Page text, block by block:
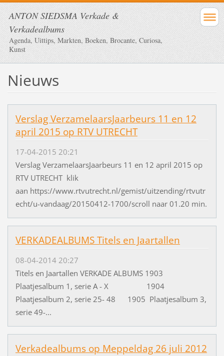
ANTON SIEDSMA Verkade &
Verkadealbums
Agenda, Uittips, Markten, Boeken, Brocante, Curiosa,
Kunst
Nieuws
Verslag VerzamelaarsJaarbeurs 11 en 12
april 2015 op RTV UTRECHT
17-04-2015 20:21
Verslag VerzamelaarsJaarbeurs 11 en 12 april 2015 op
RTV UTRECHT klik
aan https://www.rtvutrecht.nl/gemist/uitzending/rtvutr
echt/u-vandaag/20150412-1700/scroll naar 01.20 min.
VERKADEALBUMS Titels en Jaartallen
08-04-2014 20:27
Titels en Jaartallen VERKADE ALBUMS 1903
Plaatjesalbum 1, serie A - X 1904
Plaatjesalbum 2, serie 25- 48 1905 Plaatjesalbum 3,
serie 49-...
Verkadealbums op Meppeldag 26 juli 2012